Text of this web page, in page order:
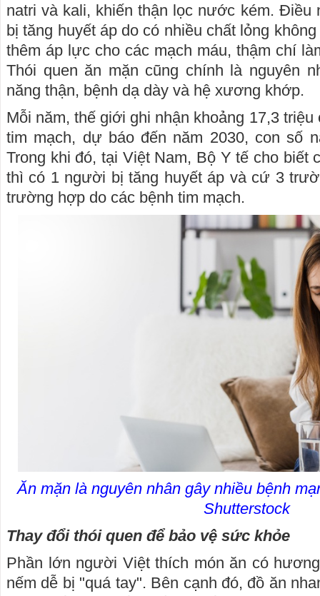
natri và kali, khiến thận lọc nước kém. Điều
bị tăng huyết áp do có nhiều chất lỏng
thêm áp lực cho các mạch máu, thậm chí
Thói quen ăn mặn cũng chính là nguyên
năng thận, bệnh dạ dày và hệ xương khớp.
Mỗi năm, thế giới ghi nhận khoảng 17,3
tim mạch, dự báo đến năm 2030, con số
Trong khi đó, tại Việt Nam, Bộ Y tế cho
thì có 1 người bị tăng huyết áp và cứ 3
trường hợp do các bệnh tim mạch.
Ăn mặn là nguyên nhân gây nhiều bệnh
Shutterstock
Thay đổi thói quen để bảo vệ sức khỏe
Phần lớn người Việt thích món ăn có
nếm dễ bị "quá tay". Bên cạnh đó, đồ ăn